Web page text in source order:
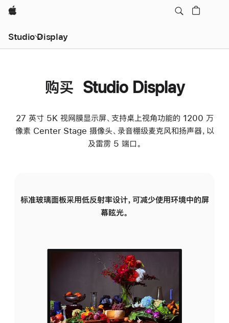
Apple
Studio Display
购买 Studio Display
27 英寸 5K 视网膜显示屏、支持桌上视角功能的 1200 万
像素 Center Stage 摄像头、录音棚级麦克风和扬声器，以
及雷雳 5 端口。
标准玻璃面板采用低反射率设计，可减少使用环境中的屏
幕眩光。